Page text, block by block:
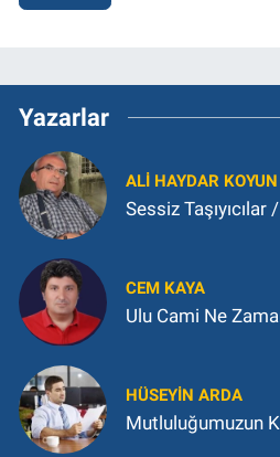
Yazarlar
ALI HAYDAR KOYUN
Sessiz Taşıyıcılar
CEM KAYA
Ulu Cami Ne
HÜSEYIN ARDA
Mutluluğumuzun